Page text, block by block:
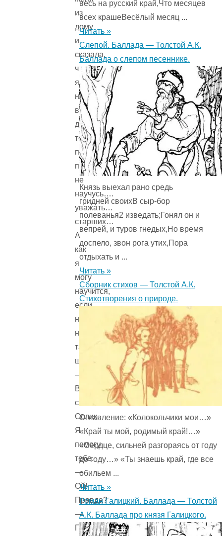
из
дому
и
сказала,
чтобы
я
не
возвращался
до
тех
пор,
пока
не
научусь….
уважать…
старших…
А
как
я
могу
научится,
если
нигде
нет
такой
школы?
—
Вытри
слезы
Ослик.
Я
помогу
тебе.
—
Ой!
Правда?
—
Правда,
весь на русский край,Что месяцев
всех крашеВесёлый месяц ...
Читать »
Слепой. Баллада — Толстой А.К.
Баллада о слепом песеннике.
Князь выехал рано средь
гридней своихВ сыр-бор
полеванья2 изведать;Гонял он и
вепрей, и туров гнедых,Но время
доспело, звон рога утих,Пора
отдыхать и ...
Читать »
Сборник стихов — Толстой А.К.
Стихотворения о природе.
Оглавление: «Колокольчики мои…»
«Край ты мой, родимый край!…»
«Сердце, сильней разгораясь от году
до году…» «Ты знаешь край, где все
обильем ...
Читать »
Роман Галицкий. Баллада — Толстой
А.К. Баллада про князя Галицкого.